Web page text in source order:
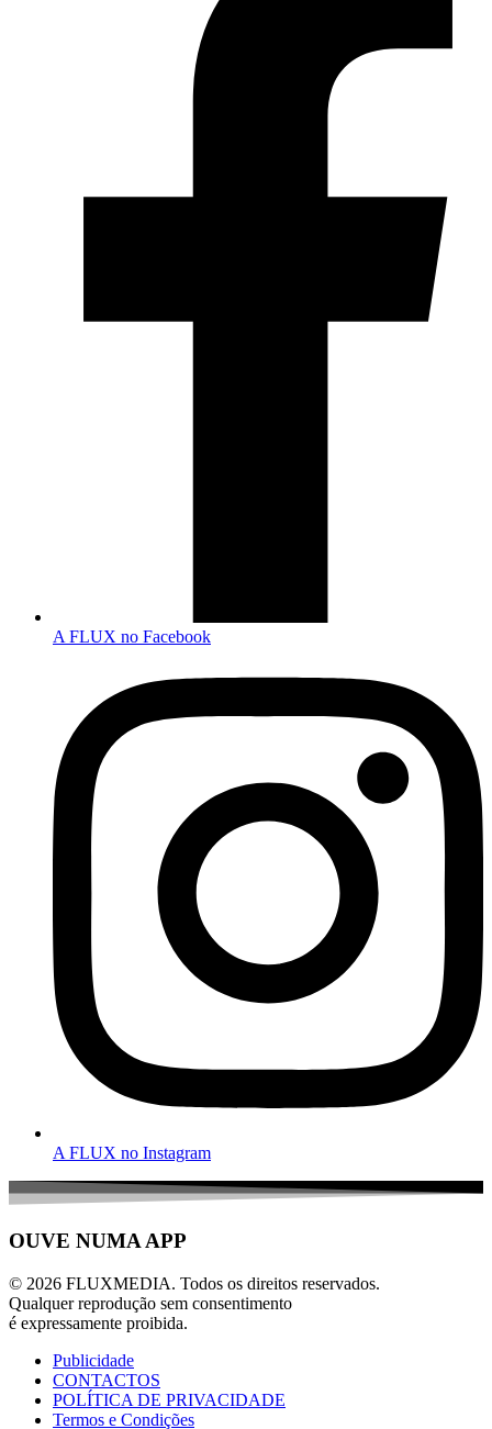
A FLUX no Facebook
A FLUX no Instagram
OUVE NUMA APP
© 2026 FLUXMEDIA. Todos os direitos reservados.
Qualquer reprodução sem consentimento
é expressamente proibida.
Publicidade
CONTACTOS
POLÍTICA DE PRIVACIDADE
Termos e Condições